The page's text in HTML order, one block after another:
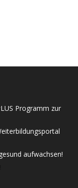
Programm zur
aufwachsen!